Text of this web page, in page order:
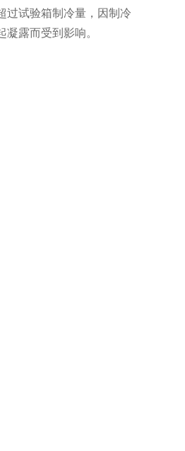
过试验箱制冷量，因制冷
露而受到影响。